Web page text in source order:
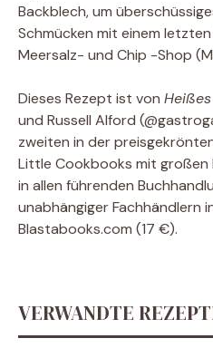
Backblech, um
Schmücken mit einem
Meersalz- und Chip -Shop
Dieses Rezept ist von
und Russell Alford
zweiten in der
Little Cookbooks mit großen
in allen führenden
unabhängiger Fachhändlern
Blastabooks.com (17 €).
VERWANDTE